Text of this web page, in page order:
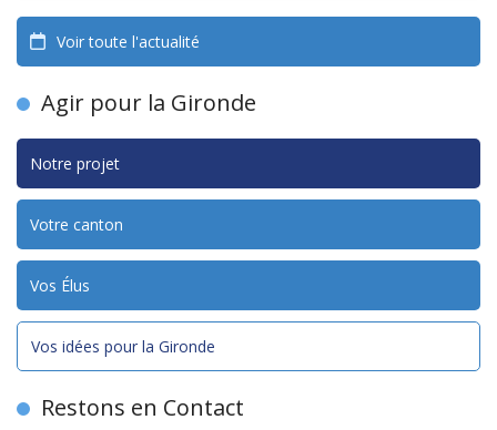
Voir toute l'actualité
Agir pour la Gironde
Notre projet
Votre canton
Vos Élus
Vos idées pour la Gironde
Restons en Contact